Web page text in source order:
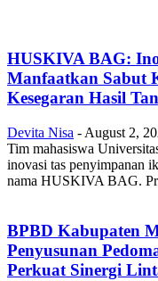
HUSKIVA BAG:
Manfaatkan Sabut
Kesegaran Hasil
Devita Nisa - August 2,
Tim mahasiswa
inovasi tas penyimpanan
nama HUSKIVA BAG.
BPBD Kabupaten
Penyusunan
Perkuat Sinergi